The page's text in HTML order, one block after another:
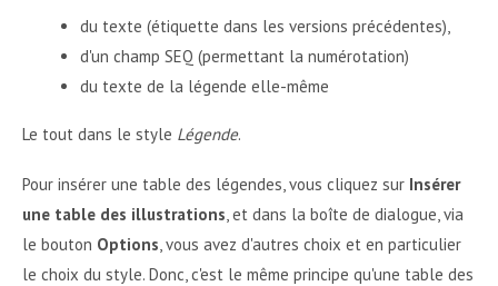
du texte (étiquette dans les versions précédentes),
d'un champ SEQ (permettant la numérotation)
du texte de la légende elle-même
Le tout dans le style Légende.
Pour insérer une table des légendes, vous cliquez sur Insérer
une table des illustrations, et dans la boîte de dialogue, via
le bouton Options, vous avez d'autres choix et en particulier
le choix du style. Donc, c'est le même principe qu'une table des